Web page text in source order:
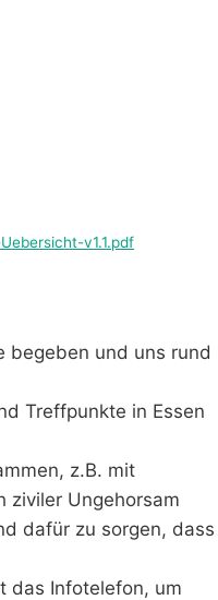
v1.1.pdf
begeben und uns rund
Treffpunkte in Essen
z.B. mit
ziviler Ungehorsam
dafür zu sorgen, dass
das Infotelefon, um